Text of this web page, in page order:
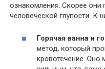
ознакомления. Скорее они
человеческой глупости. К
Горячая ванна и
метод, который
кровотечение. Оно